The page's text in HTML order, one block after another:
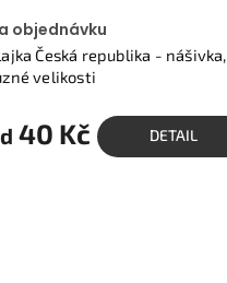
Česká republika - nášivka,
velikosti
objednávku
40 Kč DETAIL